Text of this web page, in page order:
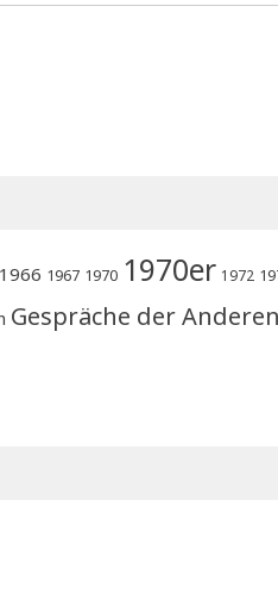
1966 1967 1970 1970er 1972
Gespräche der Anderen